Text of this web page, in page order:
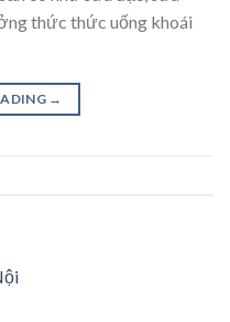
thức thức uống khoái
→